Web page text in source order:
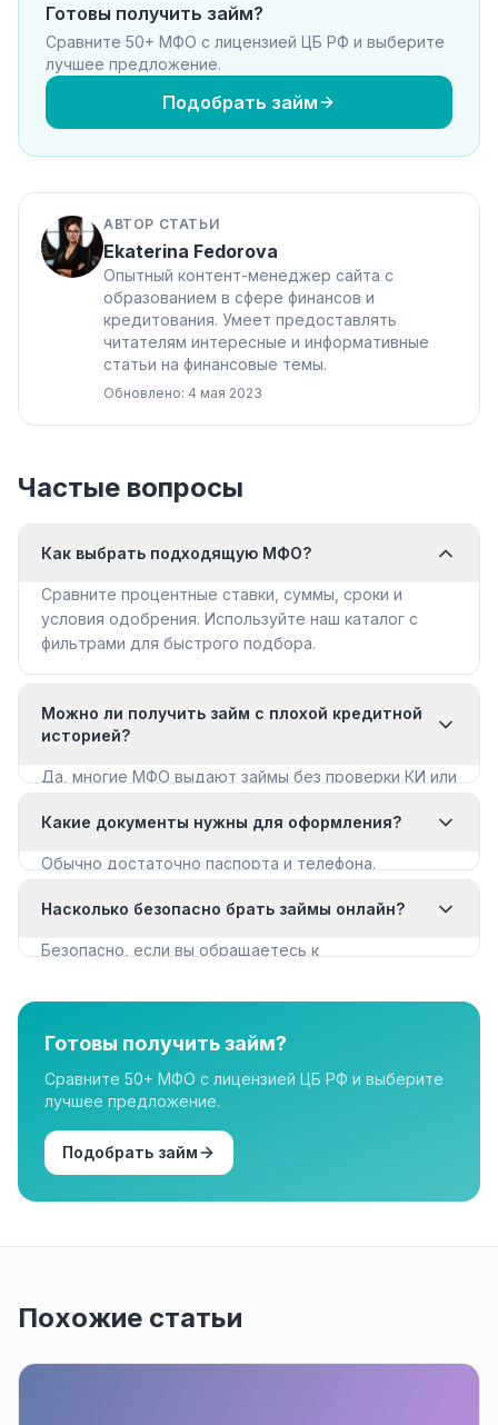
Готовы получить займ?
Сравните 50+ МФО с лицензией ЦБ РФ и выберите
лучшее предложение.
Подобрать займ
АВТОР СТАТЬИ
Ekaterina Fedorova
Опытный контент-менеджер сайта с
образованием в сфере финансов и
кредитования. Умеет предоставлять
читателям интересные и информативные
статьи на финансовые темы.
Обновлено: 4 мая 2023
Частые вопросы
Как выбрать подходящую МФО?
Сравните процентные ставки, суммы, сроки и
условия одобрения. Используйте наш каталог с
фильтрами для быстрого подбора.
Можно ли получить займ с плохой кредитной
историей?
Да, многие МФО выдают займы без проверки КИ или
с плохой КИ».
Какие документы нужны для оформления?
Обычно достаточно паспорта и телефона.
документы для крупных сумм.
Насколько безопасно брать займы онлайн?
Безопасно, если вы обращаетесь к
организации в нашем каталоге имеют лицензию.
Готовы получить займ?
Сравните 50+ МФО с лицензией ЦБ РФ и выберите
лучшее предложение.
Подобрать займ
Похожие статьи